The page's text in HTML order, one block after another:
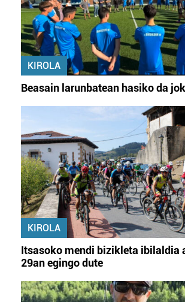
KIROLA
Beasain larunbatean hasiko da
KIROLA
Itsasoko mendi bizikleta ibilaldia
29an egingo dute